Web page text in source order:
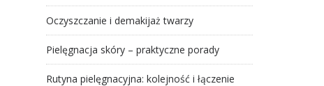
Oczyszczanie i demakijaż twarzy
Pielęgnacja skóry – praktyczne porady
Rutyna pielęgnacyjna: kolejność i łączenie